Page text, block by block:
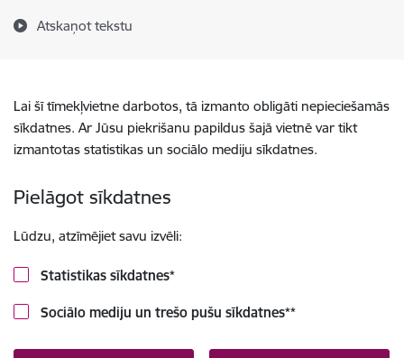
Atskaņot tekstu
Lai šī tīmekļvietne darbotos, tā izmanto obligāti nepieciešamās
sīkdatnes. Ar Jūsu piekrišanu papildus šajā vietnē var tikt
izmantotas statistikas un sociālo mediju sīkdatnes.
Pielāgot sīkdatnes
Lūdzu, atzīmējiet savu izvēli:
Statistikas sīkdatnes*
Sociālo mediju un trešo pušu sīkdatnes**